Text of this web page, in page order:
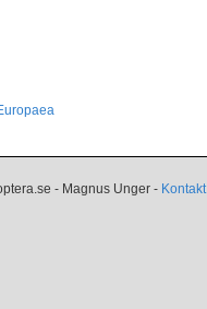
- Magnus Unger - Kontakt